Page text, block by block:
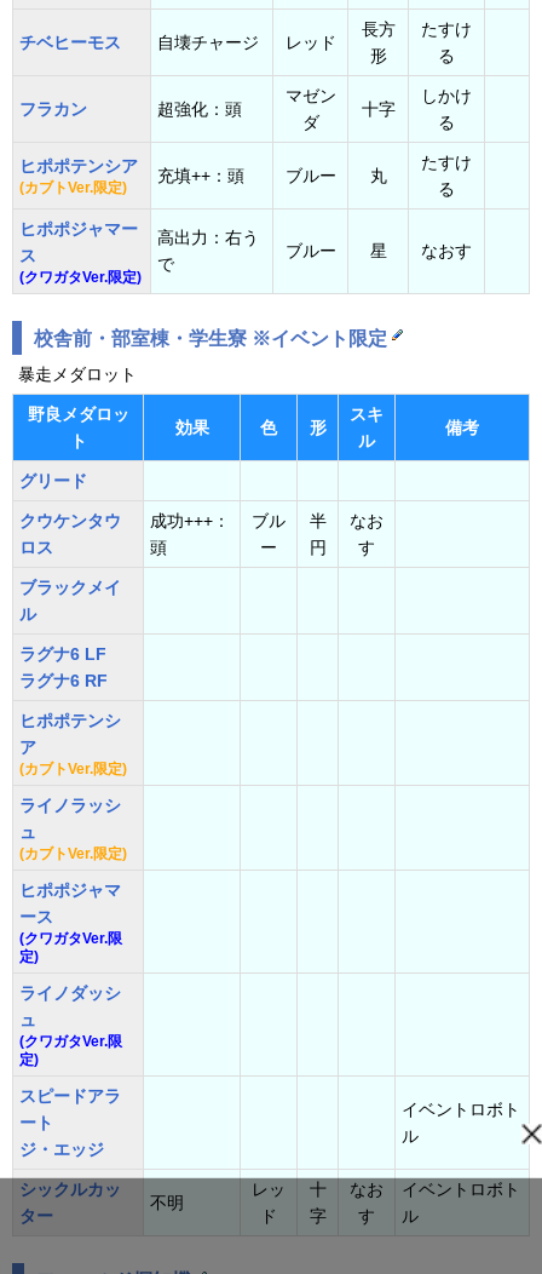
チベヒーモス 自壊チャージ レッド
長方
形
たすけ
る
フラカン 超強化：頭
マゼン
ダ
十字
しかけ
る
ヒポポテンシア
(カブトVer.限定)
充填++：頭 ブルー 丸
たすけ
る
ヒポポジャマー
ス
(クワガタVer.限定)
高出力：右う
で
ブルー 星 なおす
校舎前・部室棟・学生寮 ※イベント限定
暴走メダロット
野良メダロッ
ト
効果 色 形
スキ
ル
備考
グリード
クウケンタウ
ロス
成功+++：
頭
ブル
ー
半
円
なお
す
ブラックメイ
ル
ラグナ6 LF
ラグナ6 RF
ヒポポテンシ
ア
(カブトVer.限定)
ライノラッシ
ュ
(カブトVer.限定)
ヒポポジャマ
ース
(クワガタVer.限
定)
ライノダッシ
ュ
(クワガタVer.限
定)
スピードアラ
ート
ジ・エッジ
イベントロボト
ル
シックルカッ
ター
不明
レッ
ド
十
字
なお
す
イベントロボト
ル